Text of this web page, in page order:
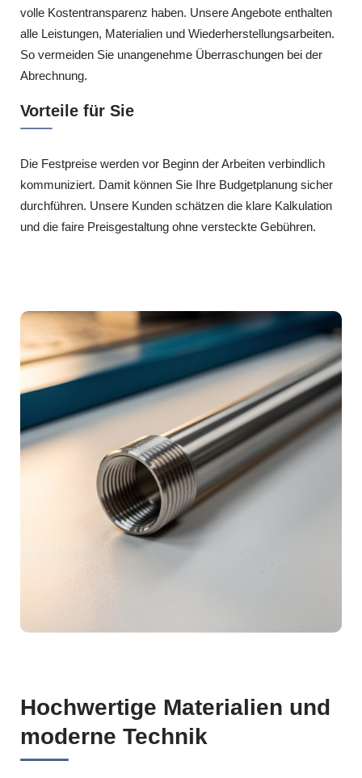
volle Kostentransparenz haben. Unsere Angebote enthalten
alle Leistungen, Materialien und Wiederherstellungsarbeiten.
So vermeiden Sie unangenehme Überraschungen bei der
Abrechnung.
Vorteile für Sie
Die Festpreise werden vor Beginn der Arbeiten verbindlich
kommuniziert. Damit können Sie Ihre Budgetplanung sicher
durchführen. Unsere Kunden schätzen die klare Kalkulation
und die faire Preisgestaltung ohne versteckte Gebühren.
Hochwertige Materialien und
moderne Technik